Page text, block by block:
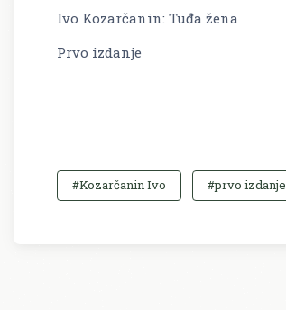
Ivo Kozarčanin: Tuđa žena
Prvo izdanje
#Kozarčanin Ivo #prvo izdanje